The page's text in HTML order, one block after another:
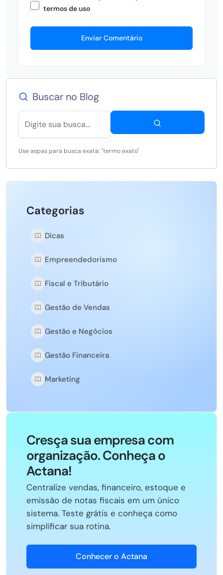
termos de uso
Enviar Comentário
Buscar no Blog
Use aspas para busca exata: "termo exato"
Categorias
Dicas
Empreendedorismo
Fiscal e Tributário
Gestão de Vendas
Gestão e Negócios
Gestão Financeira
Marketing
Cresça sua empresa com
organização. Conheça o
Actana!
Centralize vendas, financeiro, estoque e
emissão de notas fiscais em um único
sistema. Teste grátis e conheça como
simplificar sua rotina.
Conhecer o Actana